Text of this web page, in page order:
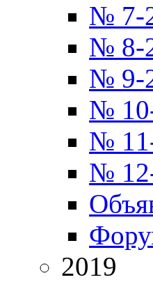
№ 7-
№ 8-
№ 9-
№
№
№
2019